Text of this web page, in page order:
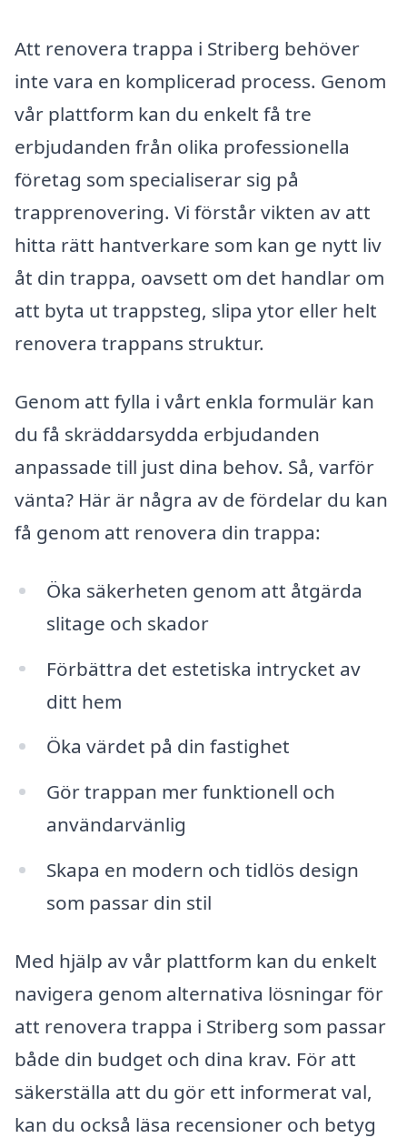
Att renovera trappa i Striberg behöver
inte vara en komplicerad process. Genom
vår plattform kan du enkelt få tre
erbjudanden från olika professionella
företag som specialiserar sig på
trapprenovering. Vi förstår vikten av att
hitta rätt hantverkare som kan ge nytt liv
åt din trappa, oavsett om det handlar om
att byta ut trappsteg, slipa ytor eller helt
renovera trappans struktur.
Genom att fylla i vårt enkla formulär kan
du få skräddarsydda erbjudanden
anpassade till just dina behov. Så, varför
vänta? Här är några av de fördelar du kan
få genom att renovera din trappa:
Öka säkerheten genom att åtgärda
slitage och skador
Förbättra det estetiska intrycket av
ditt hem
Öka värdet på din fastighet
Gör trappan mer funktionell och
användarvänlig
Skapa en modern och tidlös design
som passar din stil
Med hjälp av vår plattform kan du enkelt
navigera genom alternativa lösningar för
att renovera trappa i Striberg som passar
både din budget och dina krav. För att
säkerställa att du gör ett informerat val,
kan du också läsa recensioner och betyg